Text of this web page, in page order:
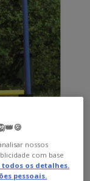
nossos
com base
todos os detalhes.
pessoais.